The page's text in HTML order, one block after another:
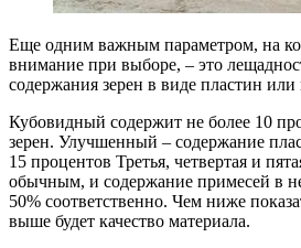
Еще одним важным параметром, на
внимание при выборе, – это
содержания зерен в виде пластин или
Кубовидный содержит не более 10
зерен. Улучшенный – содержание
15 процентов Третья, четвертая и
обычным, и содержание примесей в
50% соответственно. Чем ниже
выше будет качество материала.